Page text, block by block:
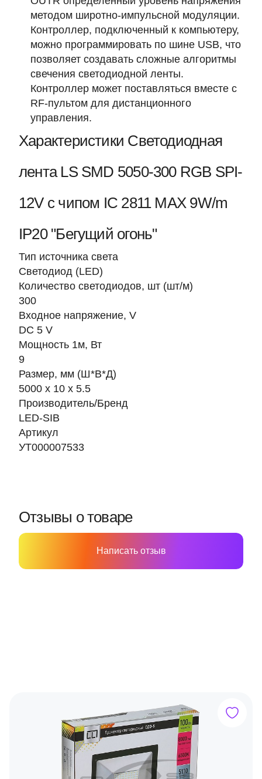
методом широтно-импульсной модуляции.
Контроллер, подключенный к компьютеру,
можно программировать по шине USB, что
позволяет создавать сложные алгоритмы
свечения светодиодной ленты.
Контроллер может поставляться вместе с
RF-пультом для дистанционного
управления.
Характеристики Светодиодная
лента LS SMD 5050-300 RGB SPI-
12V с чипом IC 2811 MAX 9W/m
IP20 "Бегущий огонь"
Тип источника света
Светодиод (LED)
Количество светодиодов, шт (шт/м)
300
Входное напряжение, V
DC 5 V
Мощность 1м, Вт
9
Размер, мм (Ш*В*Д)
5000 х 10 х 5.5
Производитель/Бренд
LED-SIB
Артикул
УТ000007533
Отзывы о товаре
Написать отзыв